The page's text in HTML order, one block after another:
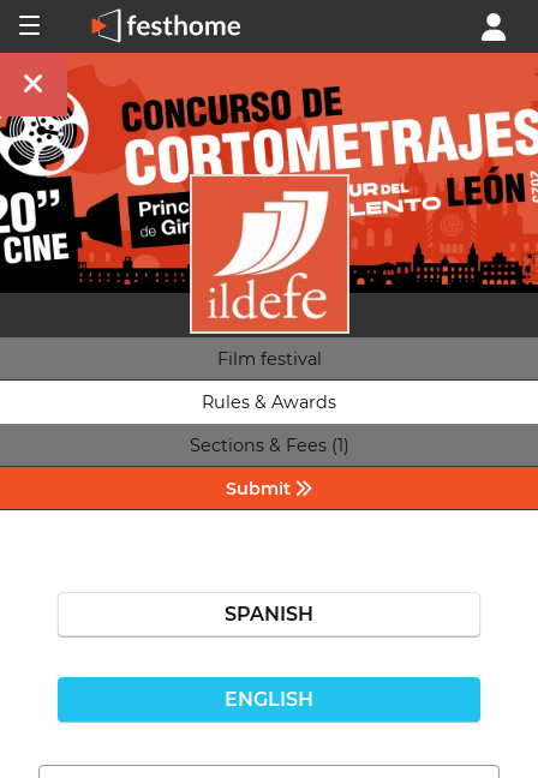
Film festival
Rules & Awards
Sections & Fees (1)
Submit
SPANISH
ENGLISH